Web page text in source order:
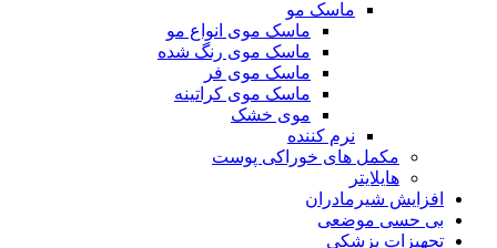
ماسک موی انواع مو
ماسک موی رنگ شده
ماسک موی فر
ماسک موی کراتینه
موی خشک
مکمل های خوراکی پوست
شیرمادران
موضعی
پزشکی